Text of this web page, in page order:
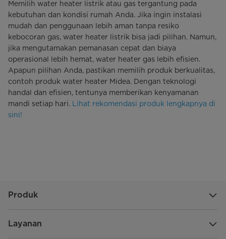
Memilih water heater listrik atau gas tergantung pada
kebutuhan dan kondisi rumah Anda. Jika ingin instalasi
mudah dan penggunaan lebih aman tanpa resiko
kebocoran gas, water heater listrik bisa jadi pilihan. Namun,
jika mengutamakan pemanasan cepat dan biaya
operasional lebih hemat, water heater gas lebih efisien.
Apapun pilihan Anda, pastikan memilih produk berkualitas,
contoh produk water heater Midea. Dengan teknologi
handal dan efisien, tentunya memberikan kenyamanan
mandi setiap hari. Lihat rekomendasi produk lengkapnya di
sini!
Produk
Layanan